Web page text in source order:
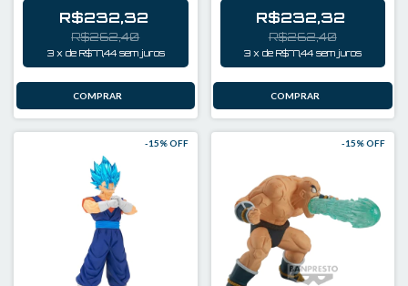
R$232,32
R$262,40
3 x de R$77,44 sem juros
R$232,32
R$262,40
3 xdeR$77,44 sem juros
-15% OFF -15% OFF